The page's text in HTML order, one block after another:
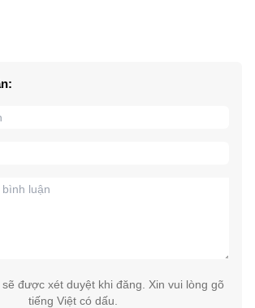
được xét duyệt khi đăng. Xin vui lòng gõ
tiếng Việt có dấu.